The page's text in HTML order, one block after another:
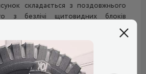
складається з поздовжнього
з безлічі щитовидних блоків
одного. Таким чином, формується
курсової стійкості, а також, за
які поділяють блоки, створюється
гострих зчіпних крайок, що
тягово-зчіпні і гальмівні